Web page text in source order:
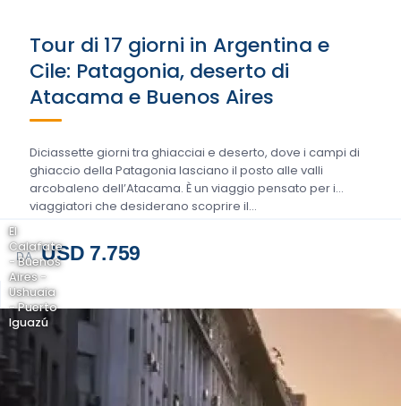
Tour di 17 giorni in Argentina e
Cile: Patagonia, deserto di
Atacama e Buenos Aires
Diciassette giorni tra ghiacciai e deserto, dove i campi di
ghiaccio della Patagonia lasciano il posto alle valli
arcobaleno dell’Atacama. È un viaggio pensato per i
viaggiatori che desiderano scoprire il…
DA USD 7.759
El
Calafate
- Buenos
Aires -
Ushuaia
- Puerto
Iguazú